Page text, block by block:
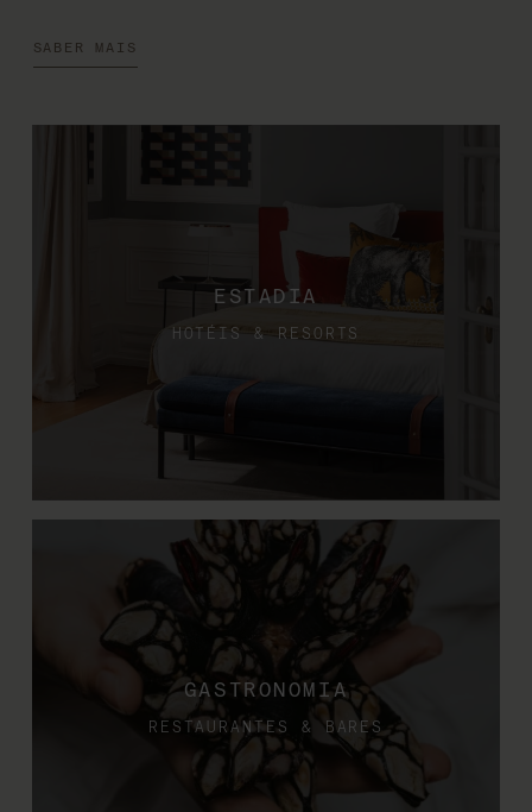
SABER MAIS
ESTADIA
HOTÉIS & RESORTS
GASTRONOMIA
RESTAURANTES & BARES